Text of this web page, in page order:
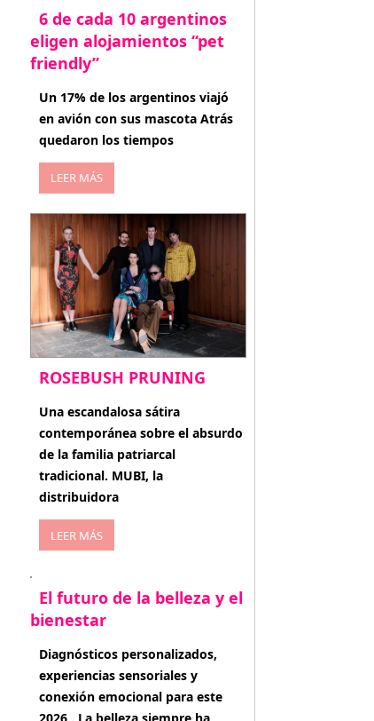
6 de cada 10 argentinos
eligen alojamientos “pet
friendly”
abril 27, 2026
Un 17% de los argentinos viajó
en avión con sus mascota Atrás
quedaron los tiempos
LEER MÁS
ROSEBUSH PRUNING
enero 20, 2026
Una escandalosa sátira
contemporánea sobre el absurdo
de la familia patriarcal
tradicional. MUBI, la
distribuidora
LEER MÁS
El futuro de la belleza y el
bienestar
enero 15, 2026
Diagnósticos personalizados,
experiencias sensoriales y
conexión emocional para este